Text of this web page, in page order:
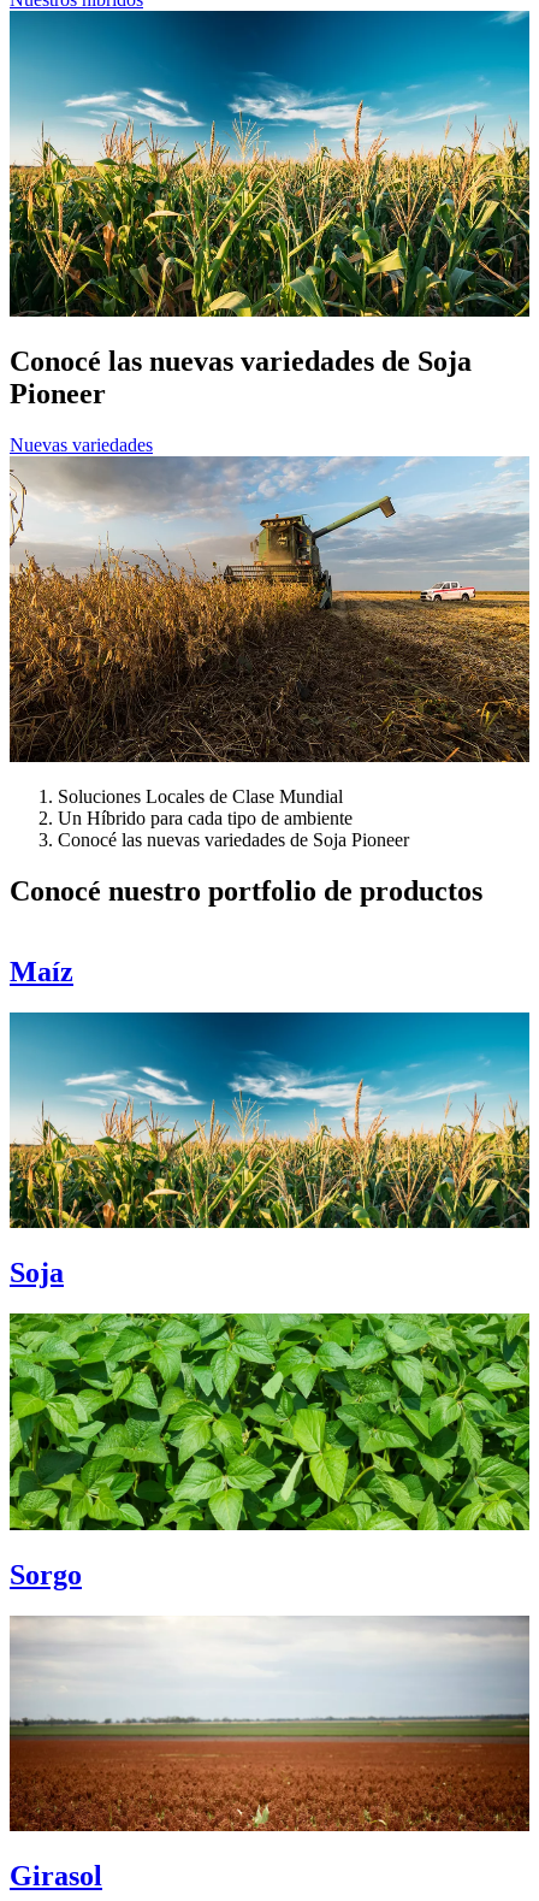
Conocé las nuevas variedades de Soja
Pioneer
Nuevas variedades
Soluciones Locales de Clase Mundial
Un Híbrido para cada tipo de ambiente
Conocé las nuevas variedades de Soja Pioneer
Conocé nuestro portfolio de productos
Maíz
Soja
Sorgo
Girasol